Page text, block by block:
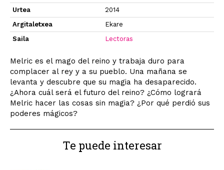
Urtea
2014
Argitaletxea
Ekare
Saila
Lectoras
Melric es el mago del reino y trabaja duro para
complacer al rey y a su pueblo. Una mañana se
levanta y descubre que su magia ha desaparecido.
¿Ahora cuál será el futuro del reino? ¿Cómo logrará
Melric hacer las cosas sin magia? ¿Por qué perdió sus
poderes mágicos?
Te puede interesar